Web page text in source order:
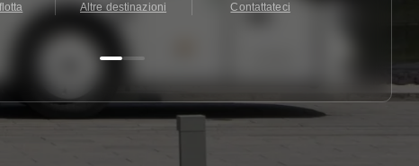
Altre destinazioni Contattateci